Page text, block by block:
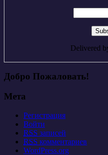
Delivered
Добро Пожаловать!
Мета
Регистрация
Войти
RSS записей
RSS комментариев
WordPress.org